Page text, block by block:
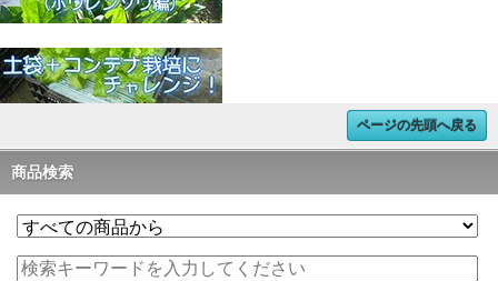
ページの先頭へ戻る
商品検索